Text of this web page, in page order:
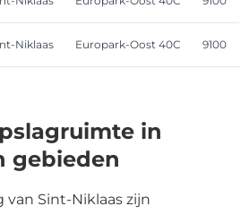
Niklaas Europark-Oost 40C 9100
in
gebieden
Sint-Niklaas zijn